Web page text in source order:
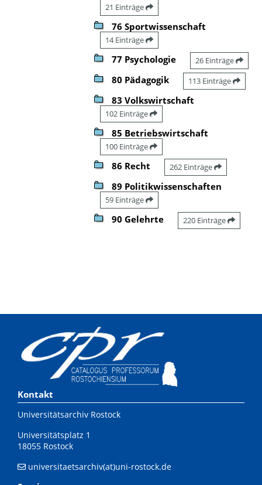
21 Einträge
76 Sportwissenschaft
14 Einträge
77 Psychologie 26 Einträge
80 Pädagogik 113 Einträge
83 Volkswirtschaft
102 Einträge
85 Betriebswirtschaft
100 Einträge
86 Recht 262 Einträge
89 Politikwissenschaften
59 Einträge
90 Gelehrte 220 Einträge
Kontakt
Universitätsarchiv Rostock
Universitätsplatz 1
18055 Rostock
universitaetsarchiv(at)uni-rostock.de